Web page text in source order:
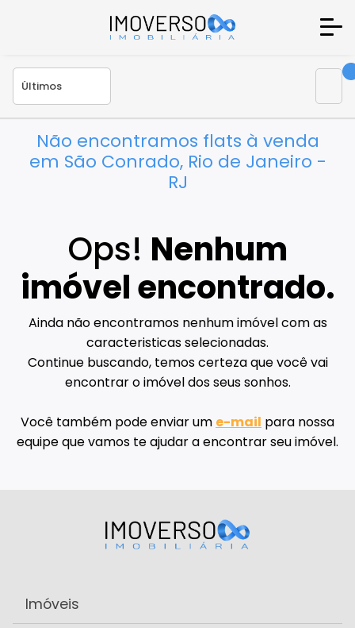
Não encontramos flats à venda
em São Conrado, Rio de Janeiro -
RJ
Ops! Nenhum
imóvel encontrado.
Ainda não encontramos nenhum imóvel com as
caracteristicas selecionadas.
Continue buscando, temos certeza que você vai
encontrar o imóvel dos seus sonhos.
Você também pode enviar um e-mail para nossa
equipe que vamos te ajudar a encontrar seu imóvel.
Imóveis